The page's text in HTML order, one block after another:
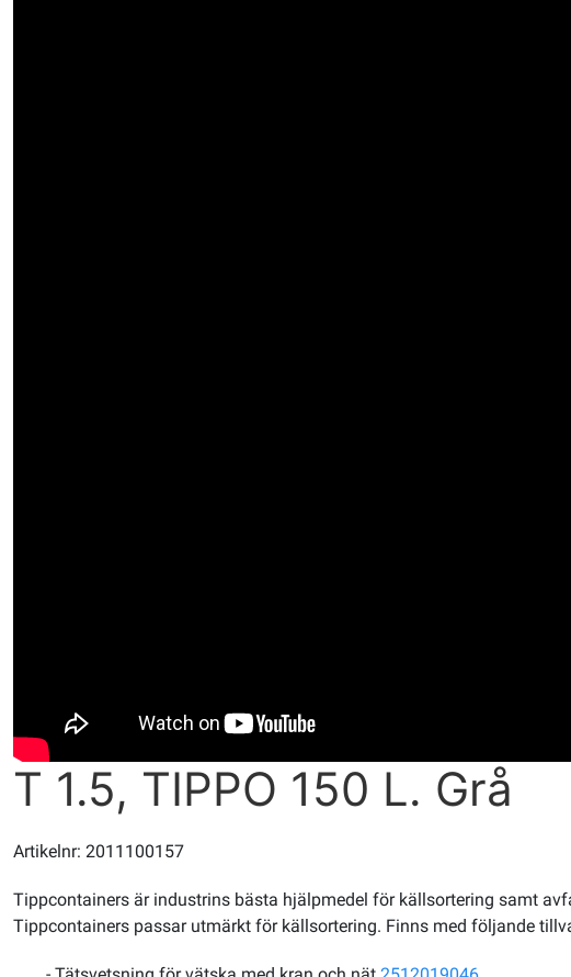
T 1.5, TIPPO 150 L. Grå
Artikelnr: 2011100157
Tippcontainers är industrins bästa hjälpmedel för källsortering samt
Tippcontainers passar utmärkt för källsortering. Finns med följande